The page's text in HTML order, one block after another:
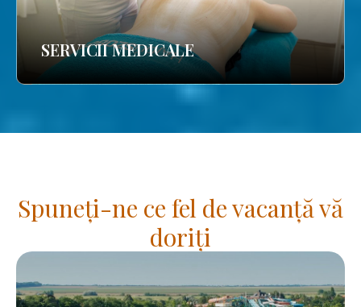
SERVICII MEDICALE
Spuneți-ne ce fel de vacanță vă
doriți